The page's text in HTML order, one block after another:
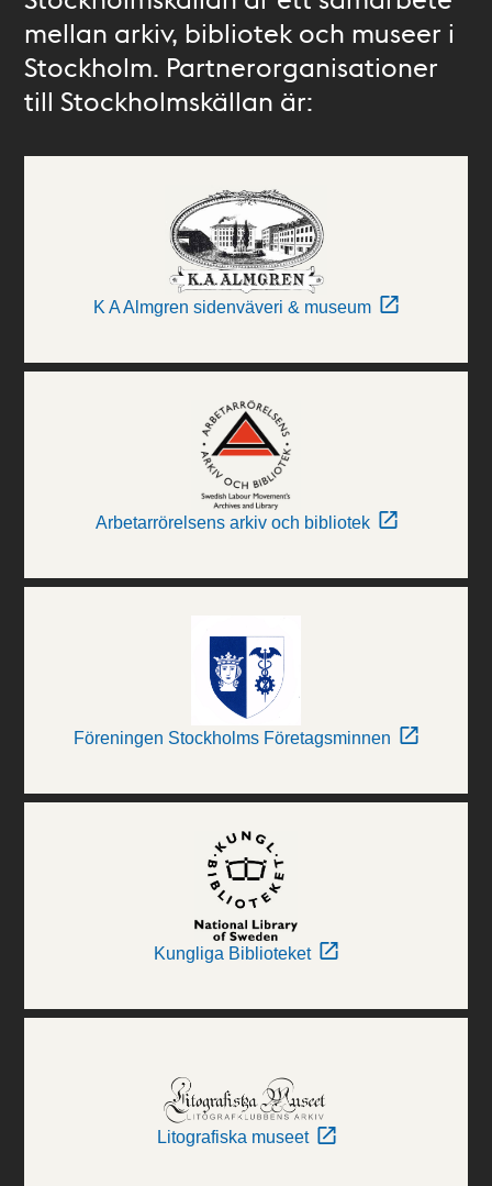
mellan arkiv, bibliotek och museer i
Stockholm. Partnerorganisationer
till Stockholmskällan är:
K A Almgren sidenväveri & museum
Arbetarrörelsens arkiv och bibliotek
Föreningen Stockholms Företagsminnen
Kungliga Biblioteket
Litografiska museet